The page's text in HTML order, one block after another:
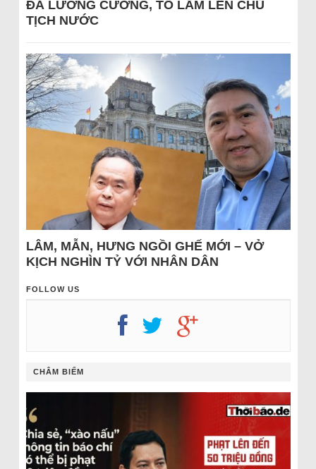
ĐÁ LƯƠNG CƯỜNG, TÔ LÂM LÊN CHỦ
TỊCH NƯỚC
LÂM, MẪN, HƯNG NGỒI GHẾ MỚI – VỞ
KỊCH NGHÌN TỶ VỚI NHÂN DÂN
FOLLOW US
CHÂM BIẾM